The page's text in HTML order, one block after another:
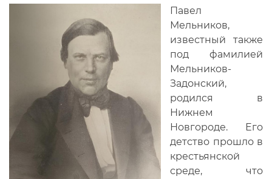
Павел
Мельников,
известный также
под фамилией
Мельников-
Задонский,
родился в
Нижнем
Новгороде. Его
детство прошло в
крестьянской
среде, что